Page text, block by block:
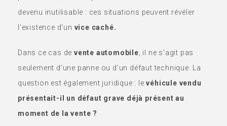
devenu inutilisable : ces situations peuvent révéler
l'existence d'un vice caché.
Dans ce cas de vente automobile , il ne s'agit pas
seulement d’une panne ou d’un défaut technique. La
question est également juridique : levéhicule vendu
présentait-il un défaut grave déjà présent au
moment de la vente ?